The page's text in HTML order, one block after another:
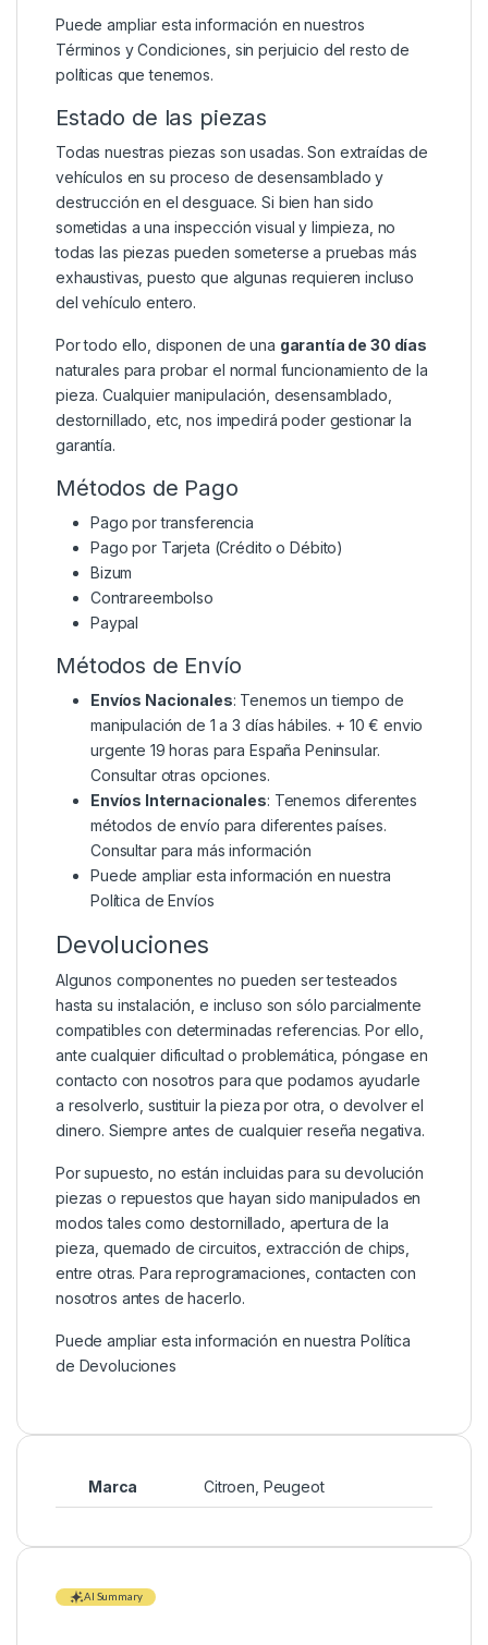
Puede ampliar esta información en nuestros
Términos y Condiciones , sin perjuicio del resto de
políticas que tenemos.
Estado de las piezas
Todas nuestras piezas son usadas. Son extraídas de
vehículos en su proceso de desensamblado y
destrucción en el desguace. Si bien han sido
sometidas a una inspección visual y limpieza, no
todas las piezas pueden someterse a pruebas más
exhaustivas, puesto que algunas requieren incluso
del vehículo entero.
Por todo ello, disponen de una garantía de 30 días
naturales para probar el normal funcionamiento de la
pieza. Cualquier manipulación, desensamblado,
destornillado, etc, nos impedirá poder gestionar la
garantía.
Métodos de Pago
Pago por transferencia
Pago por Tarjeta (Crédito o Débito)
Bizum
Contrareembolso
Paypal
Métodos de Envío
Envíos Nacionales: Tenemos un tiempo de
manipulación de 1 a 3 días hábiles. + 10 € envio
urgente 19 horas para España Peninsular.
Consultar otras opciones.
Envíos Internacionales: Tenemos diferentes
métodos de envío para diferentes países.
Consultar para más información
Puede ampliar esta información en nuestra
Política de Envíos
Devoluciones
Algunos componentes no pueden ser testeados
hasta su instalación, e incluso son sólo parcialmente
compatibles con determinadas referencias. Por ello,
ante cualquier dificultad o problemática, póngase en
contacto con nosotros para que podamos ayudarle
a resolverlo, sustituir la pieza por otra, o devolver el
dinero. Siempre antes de cualquier reseña negativa.
Por supuesto, no están incluidas para su devolución
piezas o repuestos que hayan sido manipulados en
modos tales como destornillado, apertura de la
pieza, quemado de circuitos, extracción de chips,
entre otras. Para reprogramaciones, contacten con
nosotros antes de hacerlo.
Puede ampliar esta información en nuestraPolítica
de Devoluciones
Marca Citroen Peugeot
AI Summary